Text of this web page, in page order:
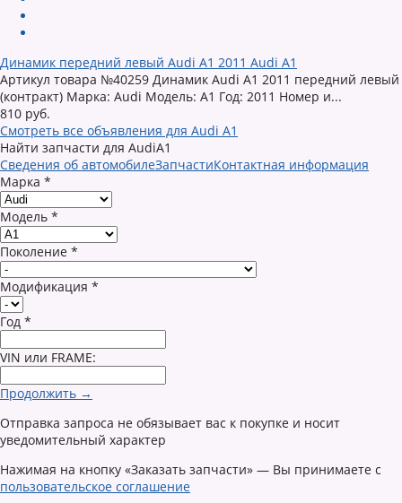
Динамик передний левый Audi A1 2011 Audi A1
Артикул товара №40259 Динамик Audi A1 2011 передний левый
(контракт) Марка: Audi Модель: A1 Год: 2011 Номер и...
810 руб.
Смотреть все объявления для Audi A1
Найти запчасти для AudiA1
Сведения об автомобилеЗапчастиКонтактная информация
Марка *
Модель *
Поколение *
Модификация *
Год *
VIN или FRAME:
Продолжить →
Отправка запроса не обязывает вас к покупке и носит
уведомительный характер
Нажимая на кнопку «Заказать запчасти» — Вы принимаете с
пользовательское соглашение